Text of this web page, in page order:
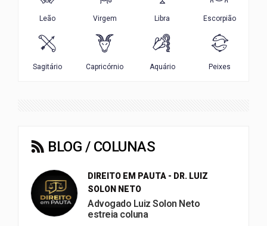
BLOG / COLUNAS
DIREITO EM PAUTA - DR. LUIZ
SOLON NETO
Advogado Luiz Solon Neto
estreia coluna